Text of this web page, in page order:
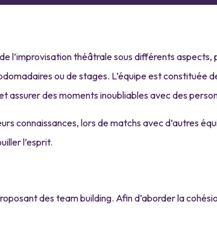
l’improvisation théâtrale sous différents aspects,
ou de stages. L’équipe est constituée
assurer des moments inoubliables avec des
connaissances, lors de matchs avec d’autres
l’esprit.
des team building. Afin d’aborder la